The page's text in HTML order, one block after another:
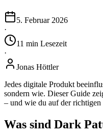
5. Februar 2026
·
11 min Lesezeit
·
Jonas Höttler
Jedes digitale Produkt
sondern wie. Dieser Guide
– und wie du auf der richtigen
Was sind Dark